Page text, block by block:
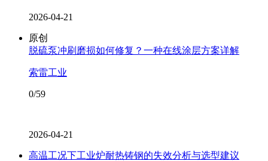
2026-04-21
原创
脱硫泵冲刷磨损如何修复？一种在线涂层方案详解
索雷工业
0/59
2026-04-21
高温工况下工业炉耐热铸钢的失效分析与选型建议